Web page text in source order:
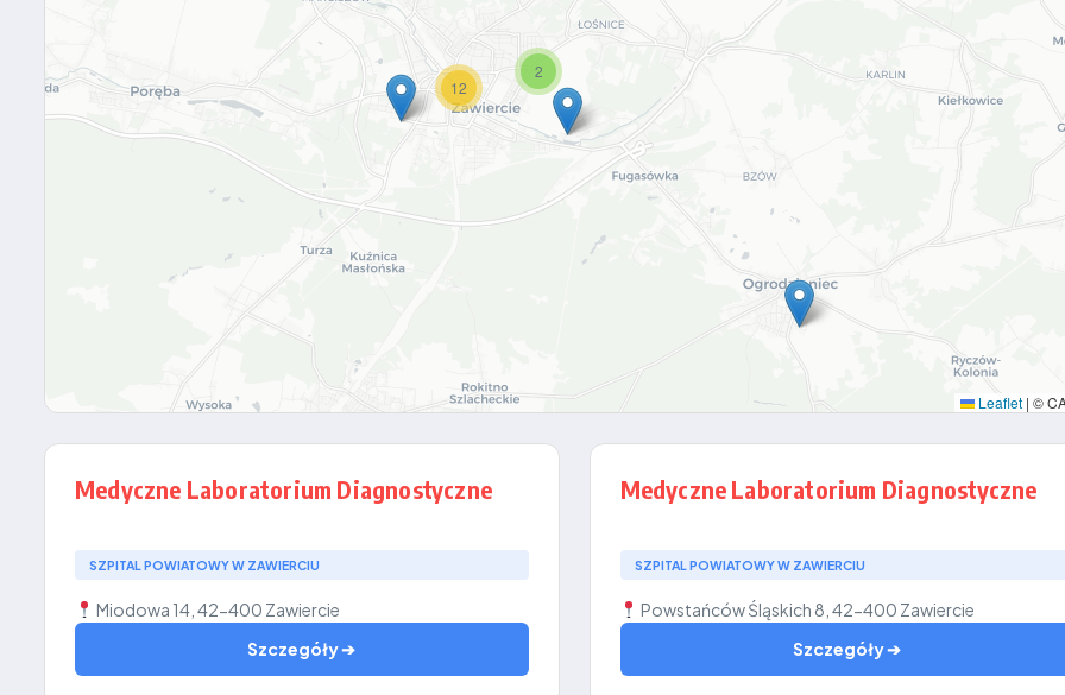
2
12
Leaflet | ©
Medyczne Laboratorium Diagnostyczne
SZPITAL POWIATOWY W ZAWIERCIU
Miodowa 14, 42-400 Zawiercie
Szczegóły ➔
Medyczne Laboratorium Diagnostyczne
SZPITAL POWIATOWY W ZAWIERCIU
Powstańców Śląskich 8, 42-400 Zawiercie
Szczegóły ➔